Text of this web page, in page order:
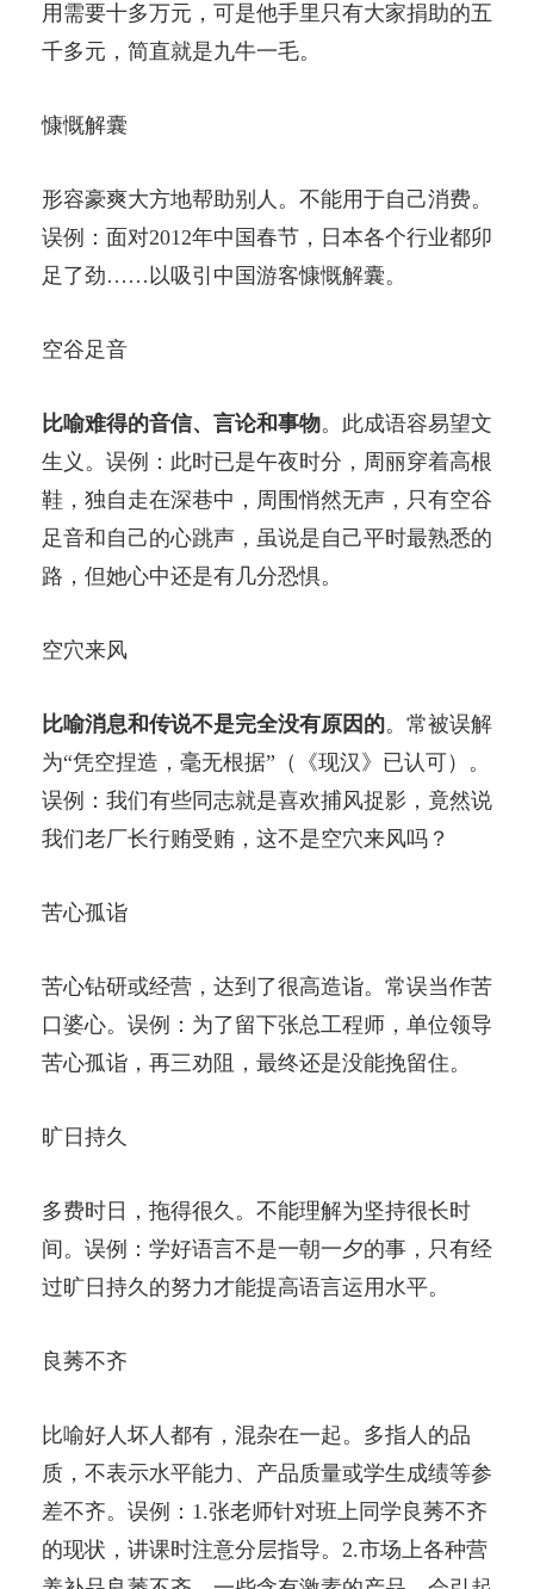
用需要十多万元，可是他手里只有大家捐助的五
千多元，简直就是九牛一毛。
慷慨解囊
形容豪爽大方地帮助别人。不能用于自己消费。
误例：面对2012年中国春节，日本各个行业都卯
足了劲……以吸引中国游客慷慨解囊。
空谷足音
比喻难得的音信、言论和事物。此成语容易望文
生义。误例：此时已是午夜时分，周丽穿着高根
鞋，独自走在深巷中，周围悄然无声，只有空谷
足音和自己的心跳声，虽说是自己平时最熟悉的
路，但她心中还是有几分恐惧。
空穴来风
比喻消息和传说不是完全没有原因的。常被误解
为“凭空捏造，毫无根据”（《现汉》已认可）。
误例：我们有些同志就是喜欢捕风捉影，竟然说
我们老厂长行贿受贿，这不是空穴来风吗？
苦心孤诣
苦心钻研或经营，达到了很高造诣。常误当作苦
口婆心。误例：为了留下张总工程师，单位领导
苦心孤诣，再三劝阻，最终还是没能挽留住。
旷日持久
多费时日，拖得很久。不能理解为坚持很长时
间。误例：学好语言不是一朝一夕的事，只有经
过旷日持久的努力才能提高语言运用水平。
良莠不齐
比喻好人坏人都有，混杂在一起。多指人的品
质，不表示水平能力、产品质量或学生成绩等参
差不齐。误例：1.张老师针对班上同学良莠不齐
的现状，讲课时注意分层指导。2.市场上各种营